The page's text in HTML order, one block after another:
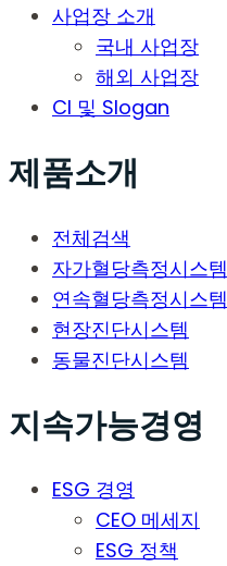
사업장 소개
국내 사업장
해외 사업장
CI 및 Slogan
제품소개
전체검색
자가혈당측정시스템
연속혈당측정시스템
현장진단시스템
동물진단시스템
지속가능경영
ESG 경영
CEO 메세지
ESG 정책